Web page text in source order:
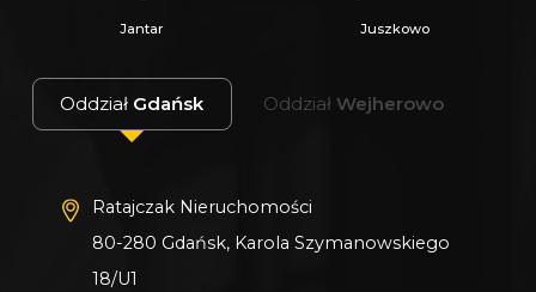
g) wskaźnik powierzchni biologicznie czynnej:
PODSUMOWANIE :
Gratis udziały w drodze prywatnej
Jantar Juszkowo
Oddział Gdańsk Oddział Wejherowo
Ratajczak Nieruchomości
80-280 Gdańsk, Karola Szymanowskiego
18/U1